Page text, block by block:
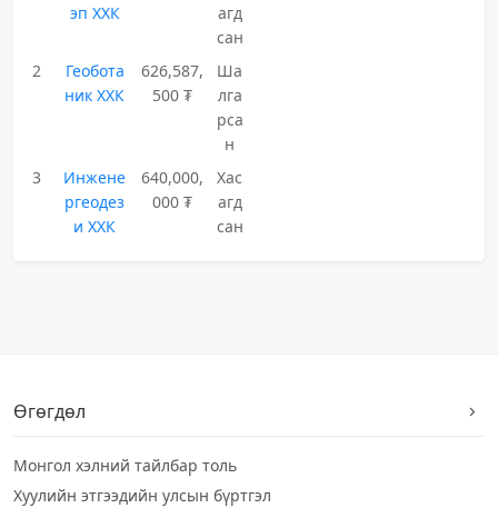
эп ХХК
агд
сан
2
Геобота
ник ХХК
626,587,
500 ₮
Ша
лга
рса
н
3
Инжене
ргеодез
и ХХК
640,000,
000 ₮
Хас
агд
сан
Өгөгдөл
Монгол хэлний тайлбар толь
Хуулийн этгээдийн улсын бүртгэл